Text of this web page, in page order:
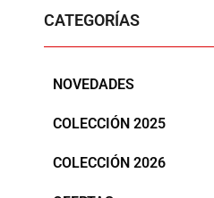
CATEGORÍAS
NOVEDADES
COLECCIÓN 2025
COLECCIÓN 2026